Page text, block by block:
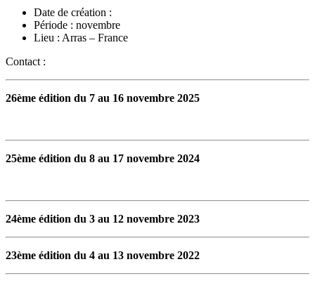
Date de création :
Période : novembre
Lieu : Arras – France
Contact :
26ème édition du 7 au 16 novembre 2025
25ème édition du 8 au 17 novembre 2024
24ème édition du 3 au 12 novembre 2023
23ème édition du 4 au 13 novembre 2022